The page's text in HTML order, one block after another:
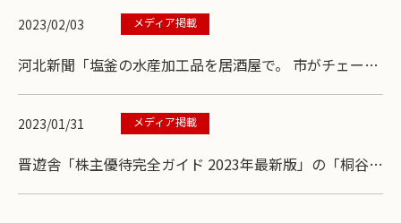
口店」と、当社6店舗で活用している「漁網由来の配膳ト
レー」が紹介されました。
2023/02/03 メディア掲載
河北新聞「塩釜の水産加工品を居酒屋で。 市がチェーン
産品への取組みが紹介されました。
2023/01/31 メディア掲載
晋遊舎「株主優待完全ガイド 2023年最新版」の「桐谷さ